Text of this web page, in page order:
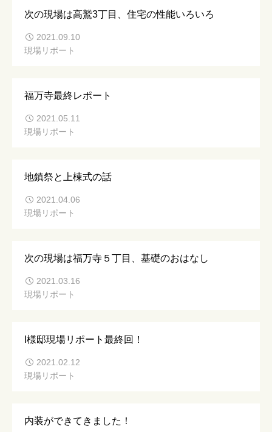
次の現場は高鷲3丁目、住宅の性能いろいろ
2021.09.10
現場リポート
福万寺最終レポート
2021.05.11
現場リポート
地鎮祭と上棟式の話
2021.04.06
現場リポート
次の現場は福万寺５丁目、基礎のおはなし
2021.03.16
現場リポート
I様邸現場リポート最終回！
2021.02.12
現場リポート
内装ができてきました！